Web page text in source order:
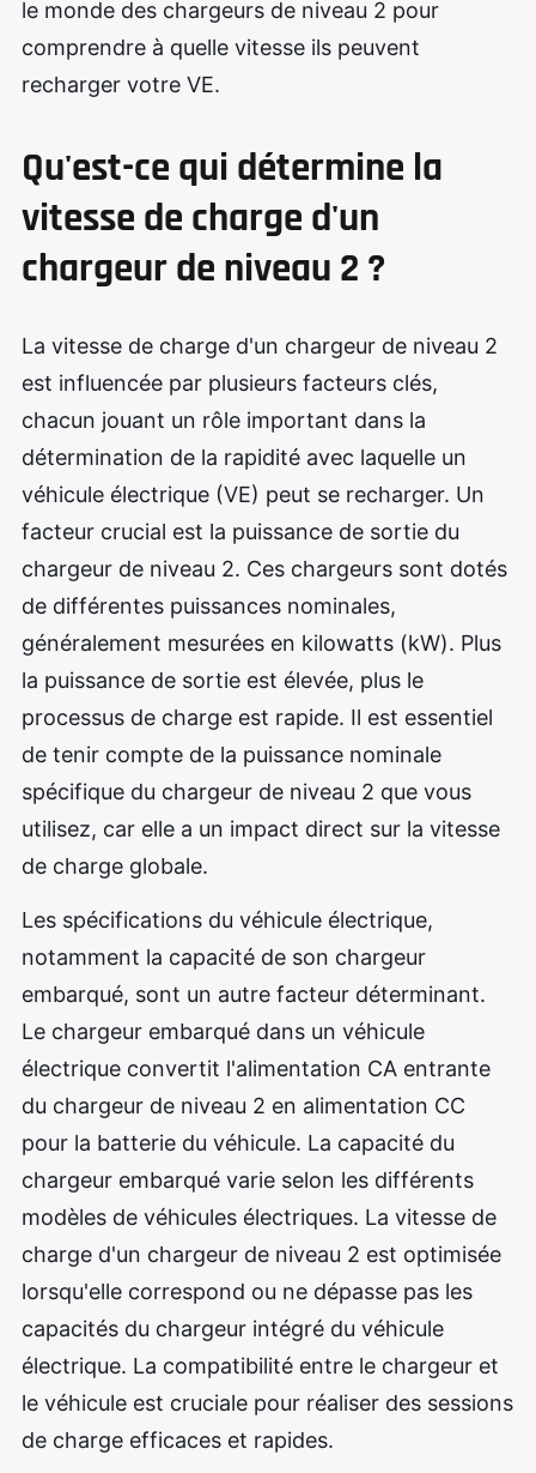
le monde des chargeurs de niveau 2 pour
comprendre à quelle vitesse ils peuvent
recharger votre VE.
Qu'est-ce qui détermine la
vitesse de charge d'un
chargeur de niveau 2 ?
La vitesse de charge d'un chargeur de niveau 2
est influencée par plusieurs facteurs clés,
chacun jouant un rôle important dans la
détermination de la rapidité avec laquelle un
véhicule électrique (VE) peut se recharger. Un
facteur crucial est la puissance de sortie du
chargeur de niveau 2. Ces chargeurs sont dotés
de différentes puissances nominales,
généralement mesurées en kilowatts (kW). Plus
la puissance de sortie est élevée, plus le
processus de charge est rapide. Il est essentiel
de tenir compte de la puissance nominale
spécifique du chargeur de niveau 2 que vous
utilisez, car elle a un impact direct sur la vitesse
de charge globale.
Les spécifications du véhicule électrique,
notamment la capacité de son chargeur
embarqué, sont un autre facteur déterminant.
Le chargeur embarqué dans un véhicule
électrique convertit l'alimentation CA entrante
du chargeur de niveau 2 en alimentation CC
pour la batterie du véhicule. La capacité du
chargeur embarqué varie selon les différents
modèles de véhicules électriques. La vitesse de
charge d'un chargeur de niveau 2 est optimisée
lorsqu'elle correspond ou ne dépasse pas les
capacités du chargeur intégré du véhicule
électrique. La compatibilité entre le chargeur et
le véhicule est cruciale pour réaliser des sessions
de charge efficaces et rapides.